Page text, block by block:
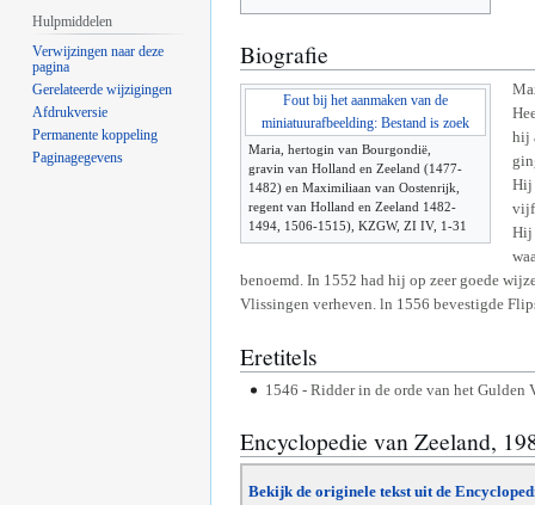
Biografie
Fout bij het aanmaken van de
miniatuurafbeelding: Bestand is zoek
Maria, hertogin van Bourgondië,
gravin van Holland en Zeeland (1477-
1482) en Maximiliaan van Oostenrijk,
regent van Holland en Zeeland 1482-
1494, 1506-1515), KZGW, ZI IV, 1-31
hij
Hij
vijf
Hij
benoemd. In 1552 had hij op zeer goede
Vlissingen verheven. ln 1556 bevestigde
Eretitels
1546 - Ridder in de orde van het Gulden
Encyclopedie van Zeeland,
Bekijk de originele tekst uit de
Hulpmiddelen
Verwijzingen naar deze
pagina
Gerelateerde wijzigingen
Afdrukversie
Permanente koppeling
Paginagegevens